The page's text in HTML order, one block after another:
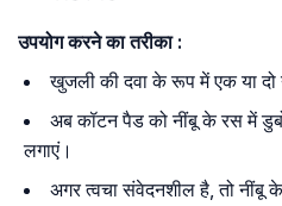
उपयोग करने का तरीका:
खुजली की दवा के रूप में एक या दो
अब कॉटन पैड को नींबू के रस में
लगाएं।
अगर त्वचा संवेदनशील है, तो नींबू